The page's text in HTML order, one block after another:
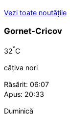
Vezi toate noutățile
Gornet-Cricov
32°C
câțiva nori
Răsărit: 06:07
Apus: 20:33
Duminică